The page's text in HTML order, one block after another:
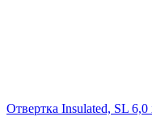
Отвертка Insulated, SL